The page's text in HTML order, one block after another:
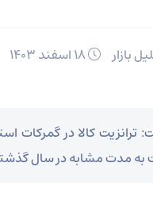
بازار
ترانزیت کالا در گمرکات